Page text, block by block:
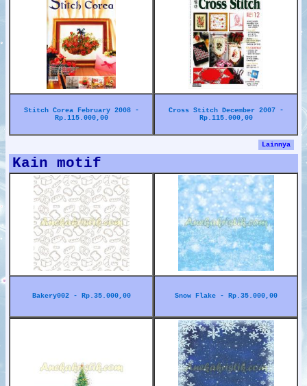
Stitch Corea February 2008 -
Rp.115.000,00
Cross Stitch December 2007 -
Rp.115.000,00
Lainnya
Kain motif
Bakery002 - Rp.35.000,00 Snow Flake - Rp.35.000,00